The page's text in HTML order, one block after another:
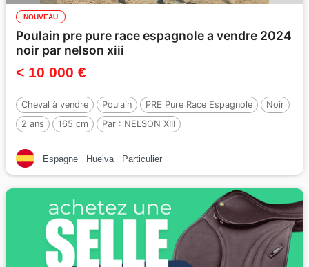
NOUVEAU
Poulain pre pure race espagnole a vendre 2024
noir par nelson xiii
< 10 000 €
Cheval à vendre Poulain PRE Pure Race Espagnole
Noir
2 ans
165 cm Par : NELSON XIII
Espagne Huelva Particulier